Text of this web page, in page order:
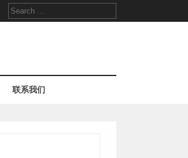
Search
for:
联系我们